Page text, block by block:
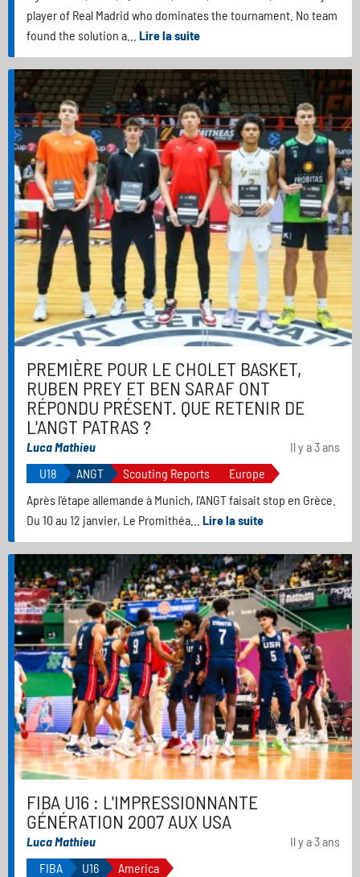
player of Real Madrid who dominates the tournament. No team
found the solution a... Lire la suite
PREMIÈRE POUR LE CHOLET BASKET,
RUBEN PREY ET BEN SARAF ONT
RÉPONDU PRÉSENT. QUE RETENIR DE
L'ANGT PATRAS ?
Luca Mathieu
Il y a 3 ans
U18
ANGT Scouting Reports
Europe
Après l'étape allemande à Munich, l'ANGT faisait stop en Grèce.
Du 10 au 12 janvier, Le Promithéa... Lire la suite
FIBA U16 : L'IMPRESSIONNANTE
GÉNÉRATION 2007 AUX USA
Luca Mathieu
Il y a 3 ans
FIBA
U16
America